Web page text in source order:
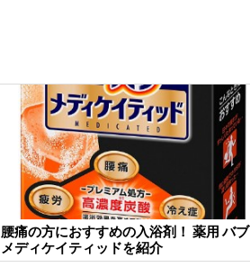
腰痛の方におすすめの入浴剤！ 薬用 バブ
メディケイティッドを紹介